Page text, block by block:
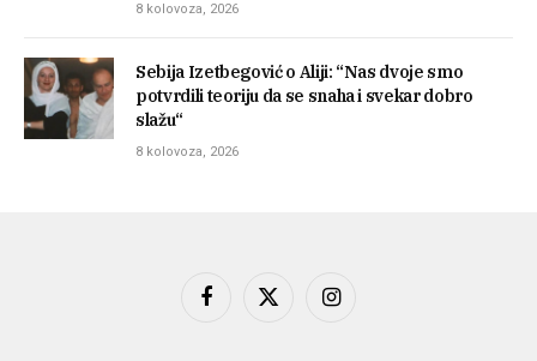
8 kolovoza, 2026
Sebija Izetbegović o Aliji: “Nas dvoje smo
potvrdili teoriju da se snaha i svekar dobro
slažu“
8 kolovoza, 2026
Facebook
X
Instagram